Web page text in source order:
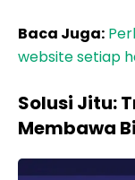
Baca Juga:
website setiap
Solusi Jitu:
Membawa